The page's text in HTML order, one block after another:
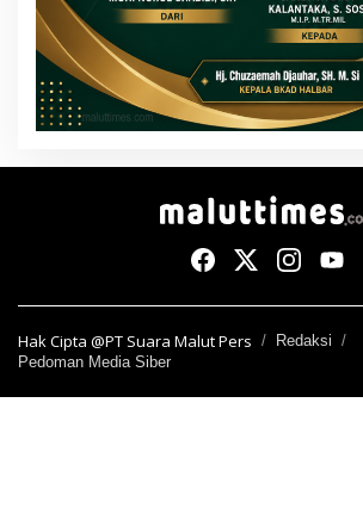
Hak Cipta @PT Suara Malut Pers
Redaksi
Pedoman Media Siber